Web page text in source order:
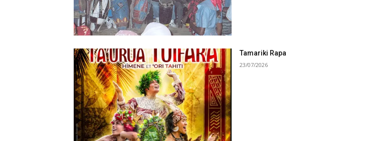
Tamariki Rapa
23/07/2026